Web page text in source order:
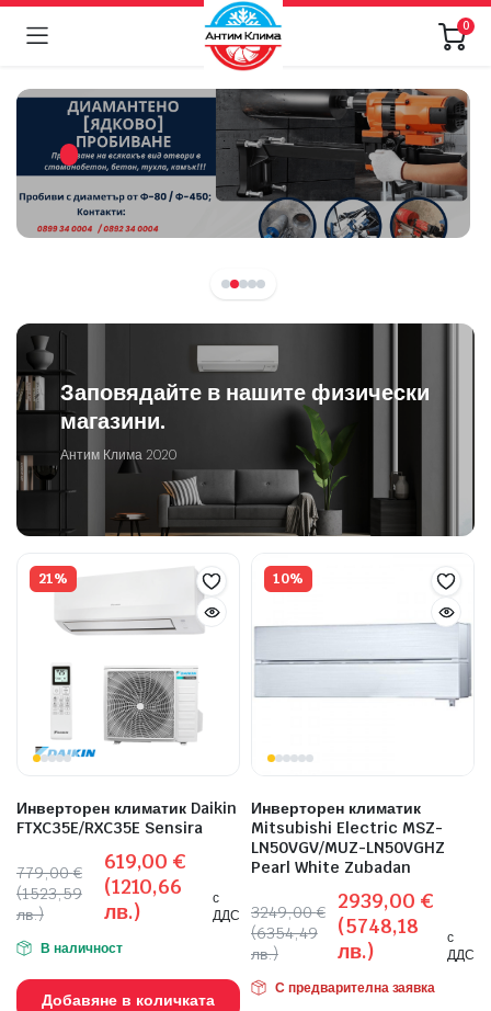
0
Заповядайте в нашите физически
магазини.
Антим Клима 2020
21%
Инверторен климатик Daikin
FTXC35E/RXC35E Sensira
779,00€
(1523,59
лв.)
619,00€
(1210,66
лв.)
с
ДДС
В наличност
Добавяне в количката
10%
Инверторен климатик
Mitsubishi Electric MSZ-
LN50VGV/MUZ-LN50VGHZ
Pearl White Zubadan
3249,00€
(6354,49
лв.)
2939,00 €
(5748,18
лв.)
с
ДДС
С предварителна заявка